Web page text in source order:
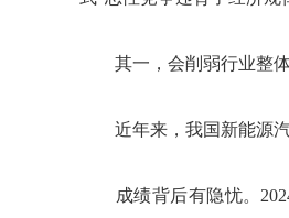
其一，会削弱行业整体
近年来，我国新能源汽
成绩背后有隐忧。2024